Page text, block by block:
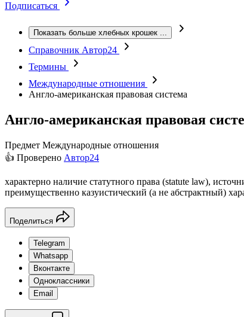
Подписаться
Показать больше хлебных крошек ...
Справочник Автор24
Термины
Международные отношения
Англо-американская правовая система
Англо-американская правовая
Предмет Международные отношения
👍 Проверено Автор24
характерно наличие статутного права (statute law),
преимущественно казуистический (а не абстрактный)
Поделиться
Telegram
Whatsapp
Вконтакте
Одноклассники
Email